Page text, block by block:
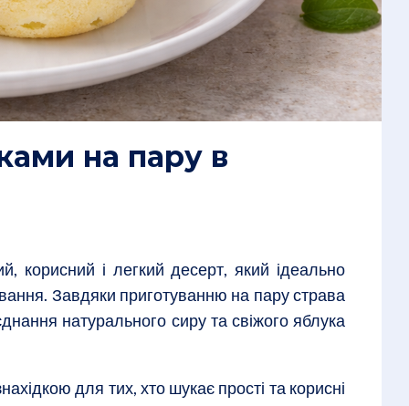
на пару в
корисний і легкий десерт, який ідеально
Завдяки приготуванню на пару страва
натурального сиру та свіжого яблука
для тих, хто шукає прості та корисні